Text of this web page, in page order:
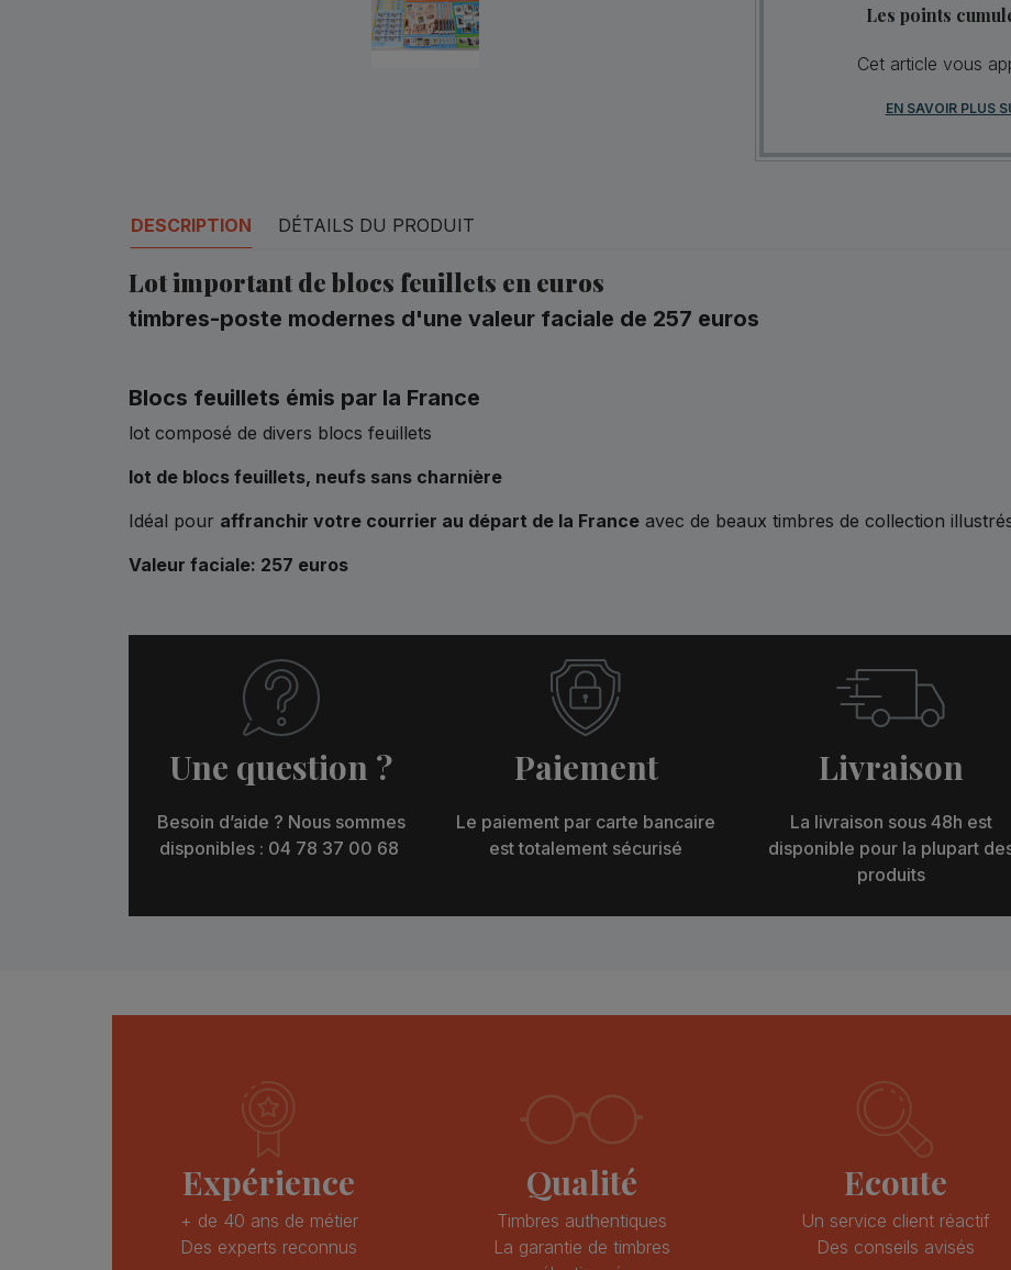
Les points
Cet article vous
EN SAVOIR PLUS
DESCRIPTION DÉTAILS DU PRODUIT
Lot important de blocs feuillets en euros
timbres-poste modernes d'une valeur faciale de 257 euros
Blocs feuillets émis par la France
lot composé de divers blocs feuillets
lot de blocs feuillets, neufs sans charnière
Idéal pour affranchir votre courrier au départ de la France avec de beaux timbres de collection
Valeur faciale: 257 euros
Une question ?
Besoin d’aide ? Nous sommes
disponibles : 04 78 37 00 68
Paiement
Le paiement par carte bancaire
est totalement sécurisé
Livraison
La livraison sous 48h est
disponible pour la plupart
produits
Expérience
+ de 40 ans de métier
Des experts reconnus
Qualité
Timbres authentiques
La garantie de timbres
Ecoute
Un service client réactif
Des conseils avisés